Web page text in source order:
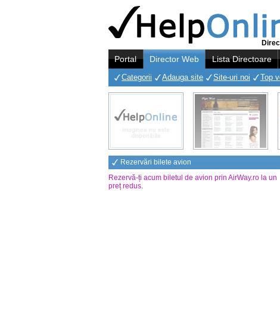
Portal Director Web Lista Directoare
Categorii Adauga site Site-uri noi Top
Rezervări bilete avion
Rezervă-ți acum biletul de avion prin AirWay.ro la un
preț redus.